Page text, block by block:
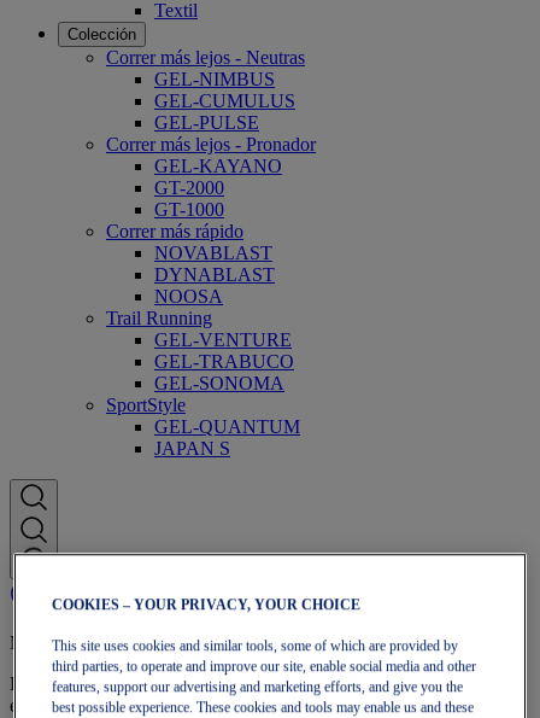
Textil
Colección
Correr más lejos - Neutras
GEL-NIMBUS
GEL-CUMULUS
GEL-PULSE
Correr más lejos - Pronador
GEL-KAYANO
GT-2000
GT-1000
Correr más rápido
NOVABLAST
DYNABLAST
NOOSA
Trail Running
GEL-VENTURE
GEL-TRABUCO
GEL-SONOMA
SportStyle
GEL-QUANTUM
JAPAN S
Membresía OneASICS
Disfruta de envío gratuito, devoluciones gratuitas, descuentos
exclusivos y más con los beneficios de fidelidad OneASICS™.
COOKIES – YOUR PRIVACY, YOUR CHOICE
This site uses cookies and similar tools, some of which are provided by
third parties, to operate and improve our site, enable social media and other
features, support our advertising and marketing efforts, and give you the
best possible experience. These cookies and tools may enable us and these